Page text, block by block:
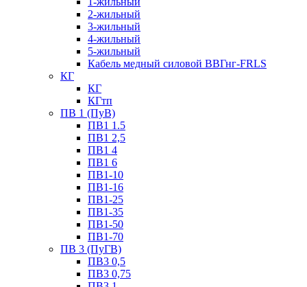
2-жильный
3-жильный
4-жильный
5-жильный
Кабель медный силовой ВВГнг-FRLS
КГ
КГ
КГтп
ПВ 1 (ПуВ)
ПВ1 1.5
ПВ1 2,5
ПВ1 4
ПВ1 6
ПВ1-10
ПВ1-16
ПВ1-25
ПВ1-35
ПВ1-50
ПВ1-70
ПВ 3 (ПуГВ)
ПВ3 0,5
ПВ3 0,75